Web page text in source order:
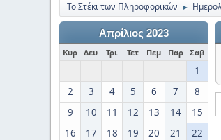
Το Στέκι των Πληροφορικών ►
Απρίλιος 2023
Κυρ Δευ Τρι Τετ Πεμ Παρ Σαβ
1
2
3 4 5 6 7
8
9
10 11 12 13 14
15
16
17 18 19 20 21
22